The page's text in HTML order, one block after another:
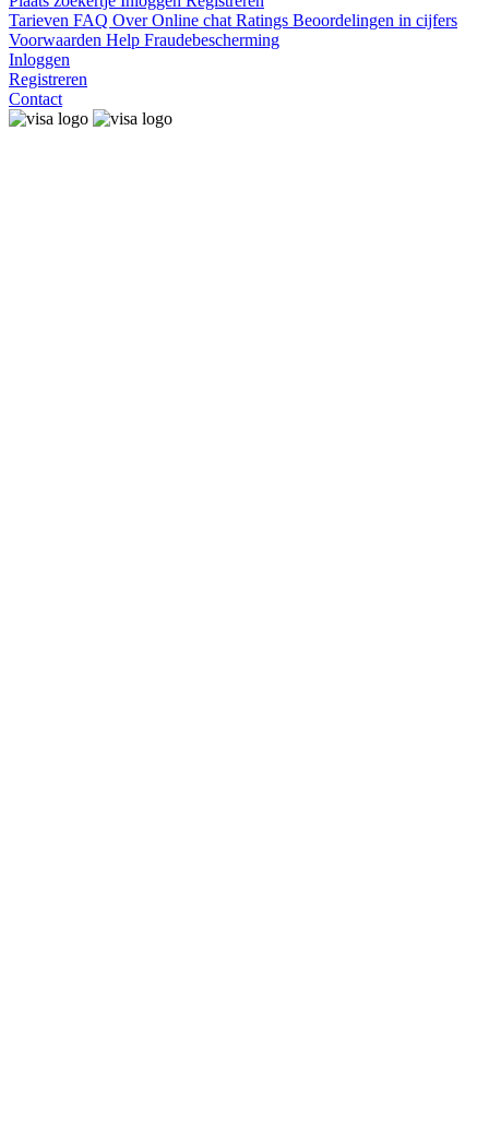
Tarieven FAQ OverOnline chat Ratings Beoordelingen in cijfers
Voorwaarden Help Fraudebescherming
Inloggen
Registreren
Contact